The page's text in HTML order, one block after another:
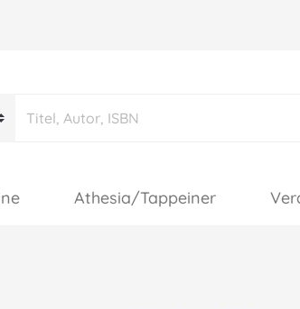
Athesia/Tappeiner